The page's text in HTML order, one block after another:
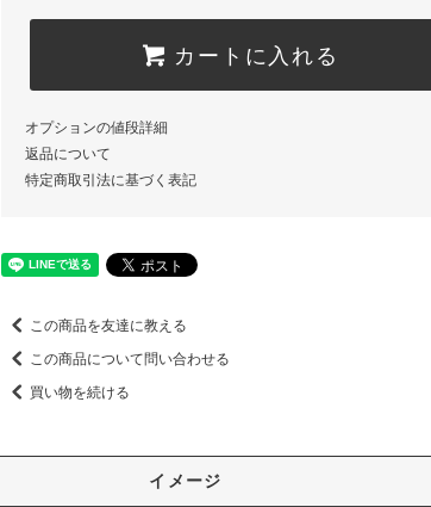
カートに入れる
オプションの値段詳細
返品について
特定商取引法に基づく表記
この商品を友達に教える
この商品について問い合わせる
買い物を続ける
イメージ